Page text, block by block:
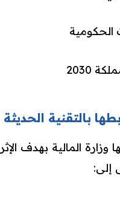
الحكومية
2030
بالتقنية الحديثة
وزارة المالية بهدف
إلى: